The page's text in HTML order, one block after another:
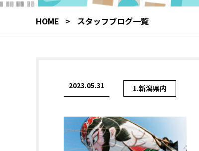
HOME スタッフブログ一覧
2023.05.31 1.新潟県内